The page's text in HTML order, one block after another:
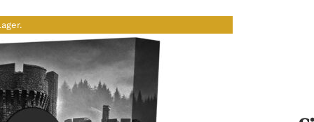
100 bis 1000 g
Münzbarren
Platin